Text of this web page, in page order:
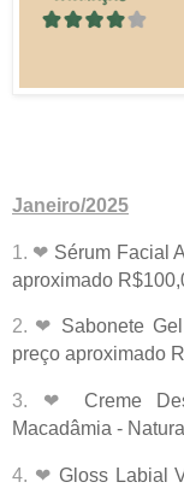
Janeiro/2025
1. ❤ Sérum Facial
aproximado
2. ❤ Sabonete
preço aproximado
3. ❤ Creme
Macadâmia -
4. ❤ Gloss Labial